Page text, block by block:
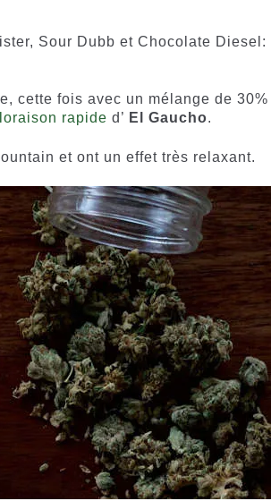
Sour Dubb et Chocolate Diesel:
cette fois avec un mélange de 30%
rapide d’ El Gaucho.
et ont un effet très relaxant.